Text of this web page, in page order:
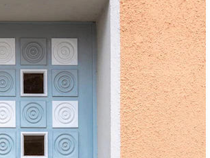
ブ制作を導くためのプラ
エイター、企業、代理
100万人以上が利用して
製品
Spaces
AI アシスタント
AI 画像生成ツール
AI 動画生成ツール
AI 音声合成ツール
ストックコンテン